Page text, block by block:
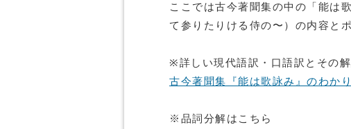
ここでは古今著聞集の中の「能は
て参りたりける侍の〜）の内容と
※詳しい現代語訳・口語訳とその
古今著聞集『能は歌詠み』のわか
※品詞分解はこちら